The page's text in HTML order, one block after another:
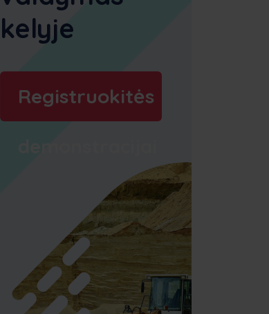
kelyje
Registruokitės